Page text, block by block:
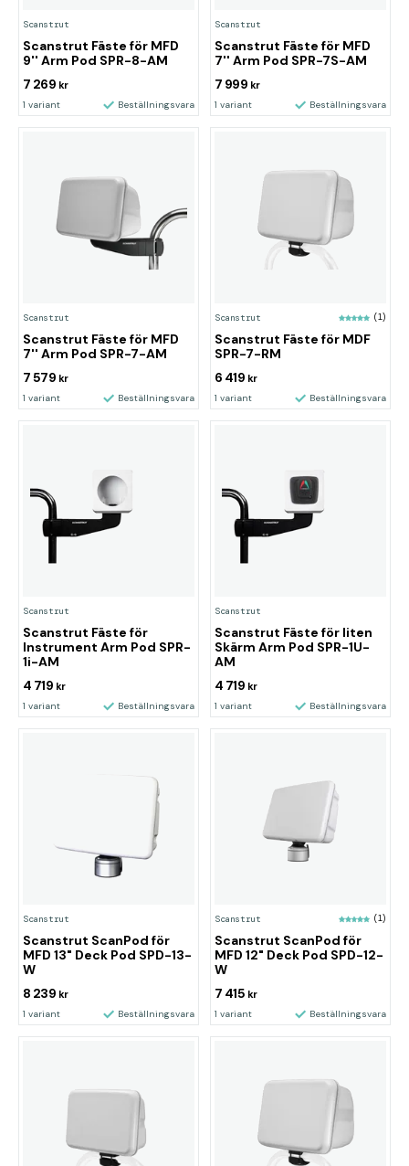
Scanstrut
Scanstrut Fäste för MFD
9'' Arm Pod SPR-8-AM
7 269 kr
1 variant Beställningsvara
Scanstrut
Scanstrut Fäste för MFD
7'' Arm Pod SPR-7S-AM
7 999 kr
1 variant Beställningsvara
Scanstrut
Scanstrut Fäste för MFD
7'' Arm Pod SPR-7-AM
7 579 kr
1 variant Beställningsvara
Scanstrut (1)
Scanstrut Fäste för MDF
SPR-7-RM
6 419 kr
1 variant Beställningsvara
Scanstrut
Scanstrut Fäste för
Instrument Arm Pod SPR-
1i-AM
4 719 kr
1 variant Beställningsvara
Scanstrut
Scanstrut Fäste för liten
Skärm Arm Pod SPR-1U-
AM
4 719 kr
1 variant Beställningsvara
Scanstrut
Scanstrut ScanPod för
MFD 13" Deck Pod SPD-13-
W
8 239 kr
1 variant Beställningsvara
Scanstrut (1)
Scanstrut ScanPod för
MFD 12" Deck Pod SPD-12-
W
7 415 kr
1 variant Beställningsvara